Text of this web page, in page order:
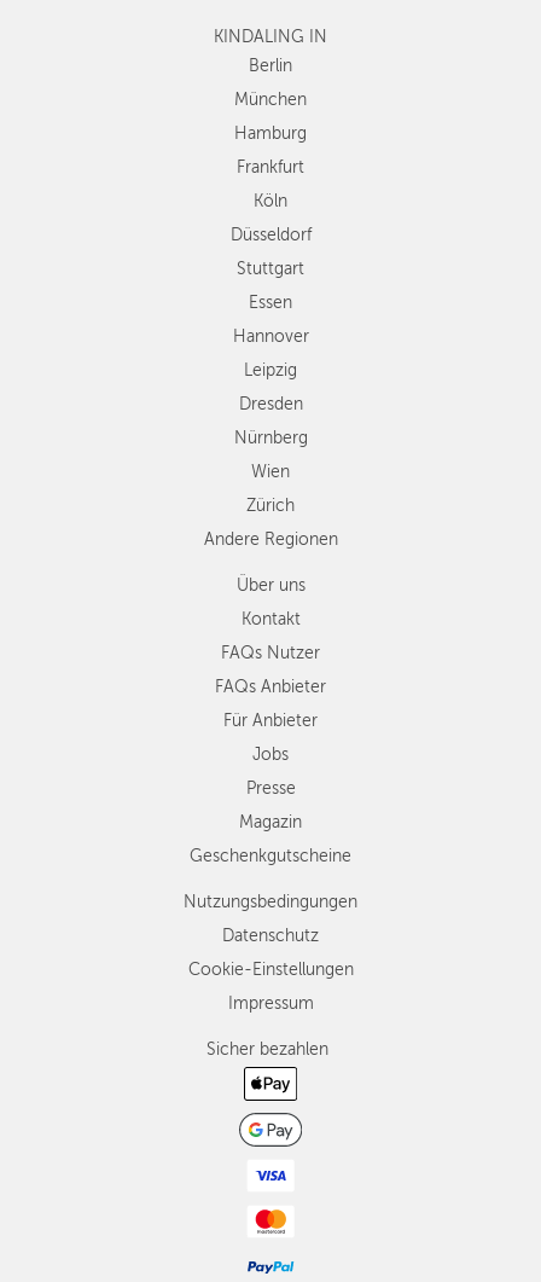
Köln
Düsseldorf
Stuttgart
Essen
Dresden
Nürnberg
Wien
Zürich
Andere
Regionen
KINDALING IN
Berlin
München
Hamburg
Frankfurt
Köln
Düsseldorf
Stuttgart
Essen
Hannover
Leipzig
Dresden
Nürnberg
Wien
Zürich
Andere Regionen
Über uns
Kontakt
FAQs Nutzer
FAQs Anbieter
Für Anbieter
Jobs
Presse
Magazin
Geschenkgutscheine
Nutzungsbedingungen
Datenschutz
Cookie-Einstellungen
Impressum
Sicher bezahlen